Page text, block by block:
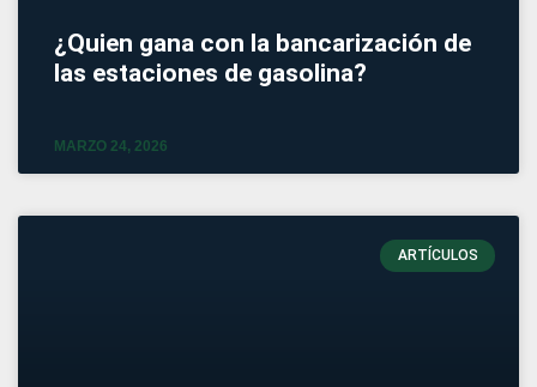
¿Quien gana con la bancarización de
las estaciones de gasolina?
MARZO 24, 2026
ARTÍCULOS